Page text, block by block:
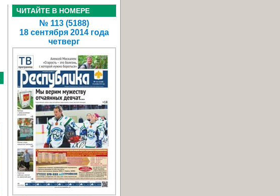
ЧИТАЙТЕ В НОМЕРЕ
№ 113 (5188)
18 сентября 2014 года
четверг